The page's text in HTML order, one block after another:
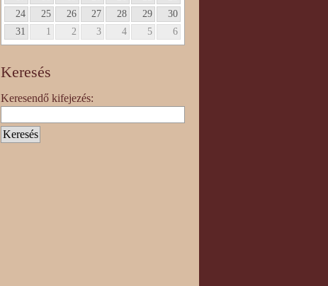
24
25 26 27 28 29
30
31
1 2 3 4 5 6
Keresés
Keresendő kifejezés: